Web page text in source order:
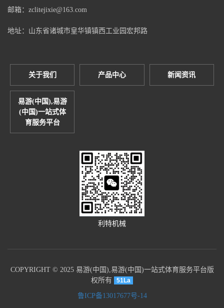
邮箱：zclitejixie@163.com
地址：山东省诸城市皇华镇镇西工业园宏邦路
关于我们 产品中心 新闻资讯
易游(中国),易游
(中国)一站式体
育服务平台
利特机械
COPYRIGHT © 2025 易游(中国),易游(中国)一站式体育服务平台版
权所有
51La
鲁ICP备13017677号-14